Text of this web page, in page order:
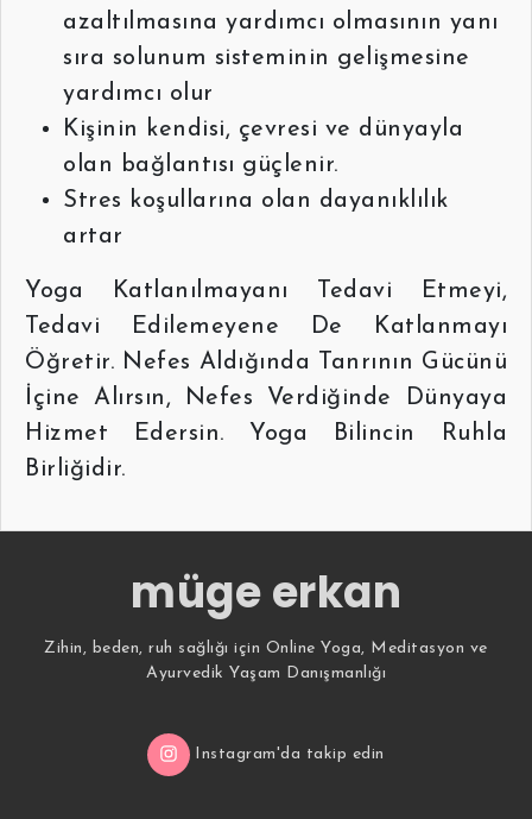
azaltılmasına yardımcı olmasının yanı
sıra solunum sisteminin gelişmesine
yardımcı olur
Kişinin kendisi, çevresi ve dünyayla
olan bağlantısı güçlenir.
Stres koşullarına olan dayanıklılık
artar
Yoga Katlanılmayanı Tedavi Etmeyi,
Tedavi Edilemeyene De Katlanmayı
Öğretir. Nefes Aldığında Tanrının Gücünü
İçine Alırsın, Nefes Verdiğinde Dünyaya
Hizmet Edersin. Yoga Bilincin Ruhla
Birliğidir.
müge erkan
Zihin, beden, ruh sağlığı için Online Yoga, Meditasyon ve
Ayurvedik Yaşam Danışmanlığı
Instagram'da takip edin